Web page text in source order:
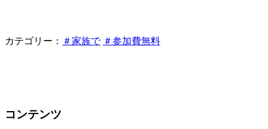
カテゴリー： ＃家族で ＃参加費無料
コンテンツ